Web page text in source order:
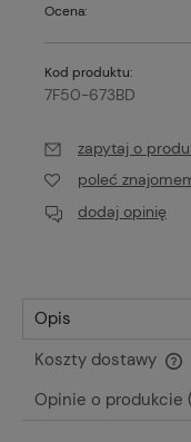
Ocena:
Kod produktu:
7F50-673BD
zapytaj o
poleć
dodaj opinię
Opis
Koszty dostawy
Cena nie zawiera
Opinie o produkcie